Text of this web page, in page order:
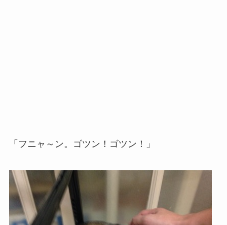
「フニャ～ン。ゴツン！ゴツン！」